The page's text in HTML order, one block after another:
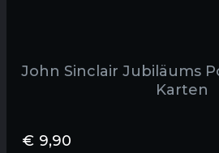
John Sinclair Jubiläums
Karten
€ 9,90